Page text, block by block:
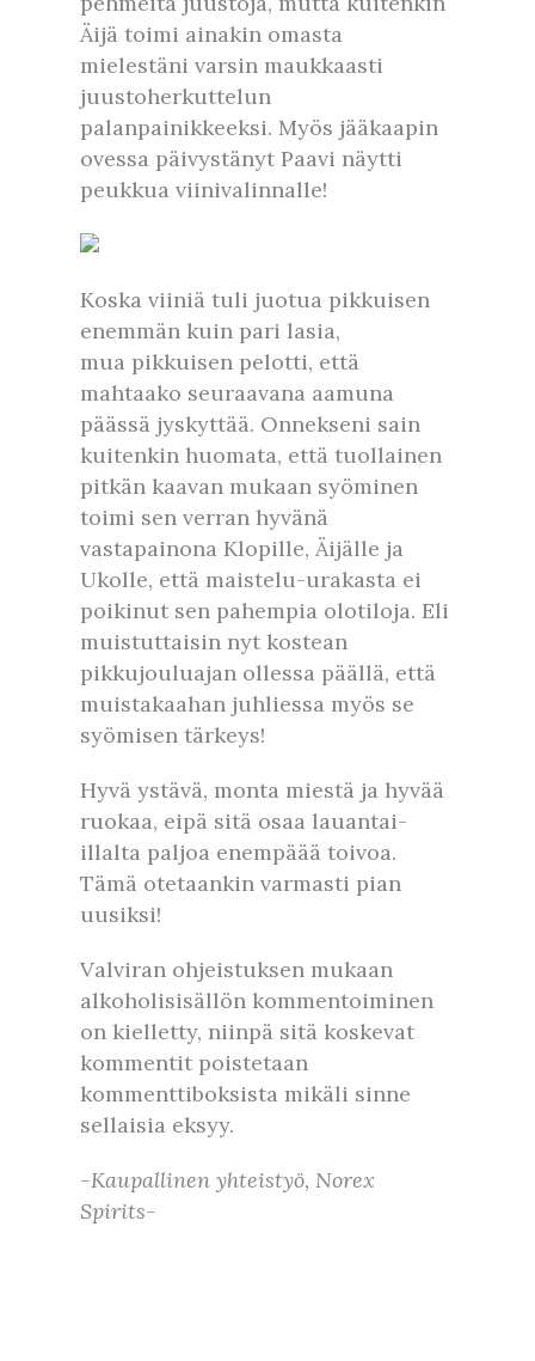
Äijä toimi ainakin omasta
mielestäni varsin maukkaasti
juustoherkuttelun
palanpainikkeeksi. Myös jääkaapin
ovessa päivystänyt Paavi näytti
peukkua viinivalinnalle!
Koska viiniä tuli juotua pikkuisen
enemmän kuin pari lasia,
mua pikkuisen pelotti, että
mahtaako seuraavana aamuna
päässä jyskyttää. Onnekseni sain
kuitenkin huomata, että tuollainen
pitkän kaavan mukaan syöminen
toimi sen verran hyvänä
vastapainona Klopille, Äijälle ja
Ukolle, että maistelu-urakasta ei
poikinut sen pahempia olotiloja. Eli
muistuttaisin nyt kostean
pikkujouluajan ollessa päällä, että
muistakaahan juhliessa myös se
syömisen tärkeys!
Hyvä ystävä, monta miestä ja hyvää
ruokaa, eipä sitä osaa lauantai-
illalta paljoa enempäää toivoa.
Tämä otetaankin varmasti pian
uusiksi!
Valviran ohjeistuksen mukaan
alkoholisisällön kommentoiminen
on kielletty, niinpä sitä koskevat
kommentit poistetaan
kommenttiboksista mikäli sinne
sellaisia eksyy.
-Kaupallinen yhteistyö, Norex
Spirits-